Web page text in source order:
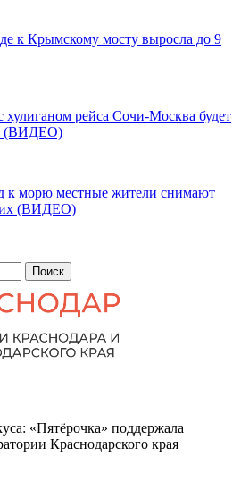
к Крымскому мосту выросла до 9
хулиганом рейса Сочи-Москва будет
(ВИДЕО)
к морю местные жители снимают
(ВИДЕО)
«Пятёрочка» поддержала
Краснодарского края